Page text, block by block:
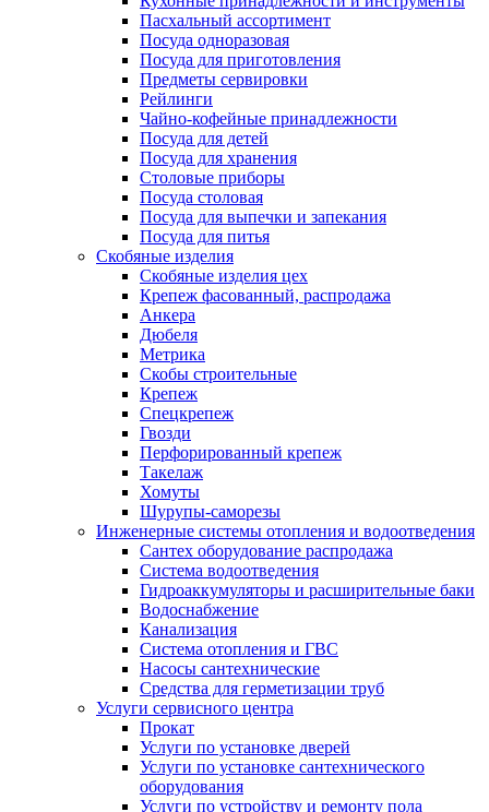
Пасхальный ассортимент
Посуда одноразовая
Посуда для приготовления
Предметы сервировки
Рейлинги
Чайно-кофейные принадлежности
Посуда для детей
Посуда для хранения
Столовые приборы
Посуда столовая
Посуда для выпечки и запекания
Посуда для питья
Скобяные изделия
Скобяные изделия цех
Крепеж фасованный, распродажа
Анкера
Дюбеля
Метрика
Скобы строительные
Крепеж
Спецкрепеж
Гвозди
Перфорированный крепеж
Такелаж
Хомуты
Шурупы-саморезы
Инженерные системы отопления и водоотведения
Сантех оборудование распродажа
Система водоотведения
Гидроаккумуляторы и расширительные баки
Водоснабжение
Канализация
Система отопления и ГВС
Насосы сантехнические
Средства для герметизации труб
Услуги сервисного центра
Прокат
Услуги по установке дверей
Услуги по установке сантехнического
оборудования
Услуги по устройству и ремонту пола